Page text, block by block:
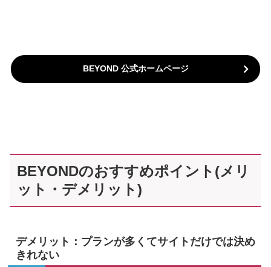
BEYOND 公式ホームページ
BEYONDのおすすめポイント(メリ
ット・デメリット)
デメリット：プランが多くてサイトだけでは決め
きれない